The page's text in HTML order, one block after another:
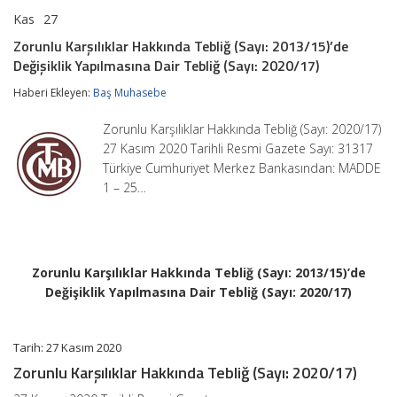
Kas 27
Hakkında
Tebliğ
2013/15)’de
Yapılmasına
Tebliğ
(Sayı:
2020/17)
Zorunlu Karşılıklar Hakkında Tebliğ (Sayı: 2013/15)’de
Değişiklik Yapılmasına Dair Tebliğ (Sayı: 2020/17)
Haberi Ekleyen: Baş Muhasebe
Zorunlu Karşılıklar Hakkında Tebliğ (Sayı: 2020/17)
27 Kasım 2020 Tarihli Resmi Gazete Sayı: 31317
Türkiye Cumhuriyet Merkez Bankasından: MADDE
1 – 25…
Zorunlu Karşılıklar Hakkında Tebliğ (Sayı: 2013/15)’de
Değişiklik Yapılmasına Dair Tebliğ (Sayı: 2020/17)
Tarih: 27 Kasım 2020
Zorunlu Karşılıklar Hakkında Tebliğ (Sayı: 2020/17)